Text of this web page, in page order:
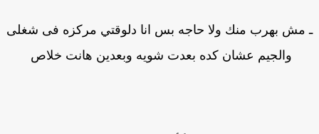
مش بهرب منك ولا حاجه بس انا دلوقتي مركزه فى شغلى
والجيم عشان كده بعدت شويه وبعدين هانت خلاص